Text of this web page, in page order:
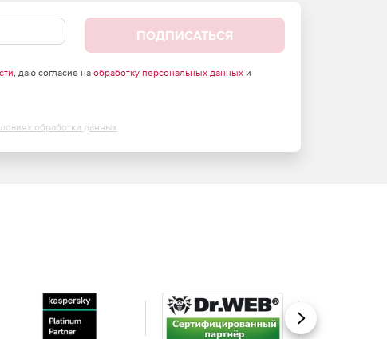
ПОДПИСАТЬСЯ
, даю согласие на обработку персональных данныхи
обработки данных
Вперед